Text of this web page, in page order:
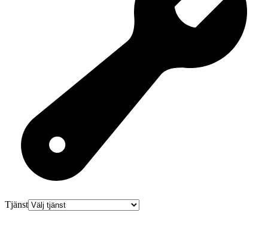
Tjänst